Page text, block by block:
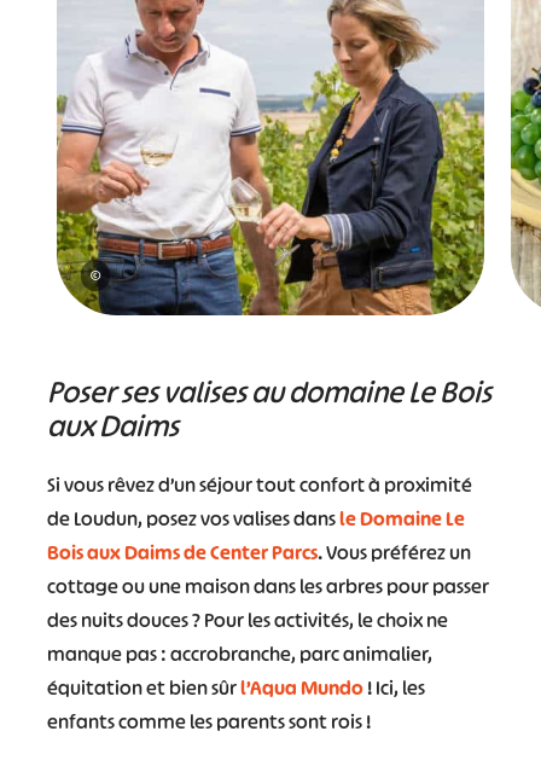
©
Poser ses valises au domaine Le Bois
aux Daims
Si vous rêvez d’un séjour tout confort à proximité
de Loudun, posez vos valises dansle Domaine Le
Bois aux Daims de Center Parcs. Vous préférez un
cottage ou une maison dans les arbres pour passer
des nuits douces ? Pour les activités, le choix ne
manque pas : accrobranche, parc animalier,
équitation et bien sûrl’Aqua Mundo! Ici, les
enfants comme les parents sont rois !